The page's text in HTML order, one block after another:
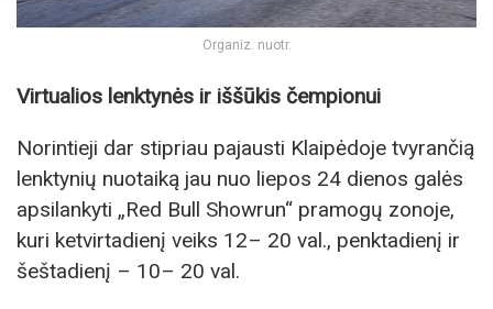
Organiz. nuotr.
Virtualios lenktynės ir iššūkis čempionui
Norintieji dar stipriau pajausti Klaipėdoje tvyrančią
lenktynių nuotaiką jau nuo liepos 24 dienos galės
apsilankyti „Red Bull Showrun“ pramogų zonoje,
kuri ketvirtadienį veiks 12– 20 val., penktadienį ir
šeštadienį – 10– 20 val.